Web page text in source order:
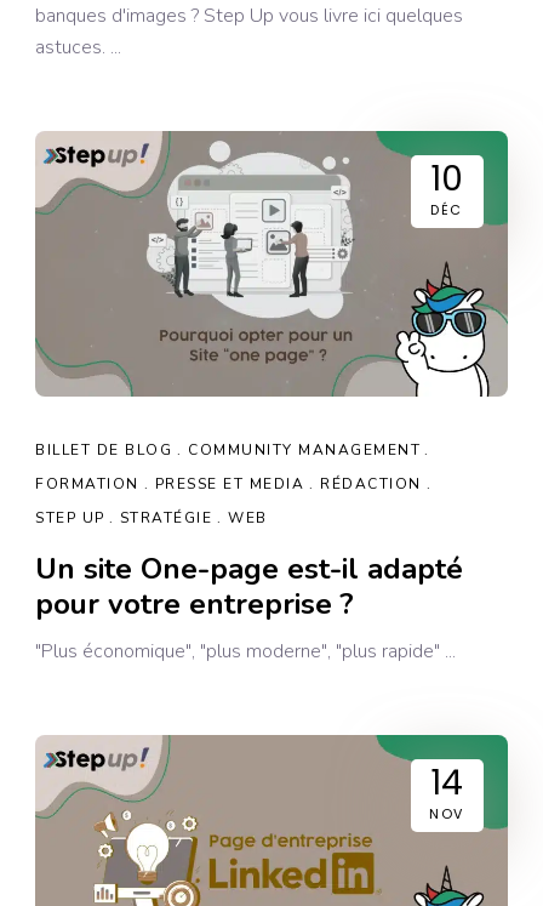
banques d'images ? Step Up vous livre ici quelques
astuces.
10
DÉC
BILLET DE BLOG
COMMUNITY MANAGEMENT
FORMATION
PRESSE ET MEDIA
RÉDACTION
STEP UP
STRATÉGIE WEB
Un site One-page est-il adapté
pour votre entreprise ?
"Plus économique", "plus moderne", "plus rapide"
14
NOV